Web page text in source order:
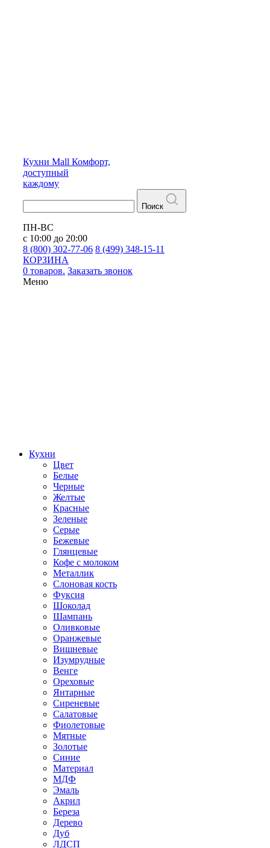
Кухни Mall Комфорт,
доступный
каждому
Поиск
ПН-ВС
с 10:00 до 20:00
8 (800) 302-77-06 8 (499) 348-15-11
КОРЗИНА
0 товаров. Заказать звонок
Меню
Кухни
Цвет
Белые
Черные
Желтые
Красные
Зеленые
Серые
Бежевые
Глянцевые
Кофе с молоком
Металлик
Слоновая кость
Фуксия
Шоколад
Шампань
Оливковые
Оранжевые
Вишневые
Изумрудные
Венге
Ореховые
Янтарные
Сиреневые
Салатовые
Фиолетовые
Мятные
Золотые
Синие
Материал
МДФ
Эмаль
Акрил
Береза
Дерево
Дуб
ЛДСП